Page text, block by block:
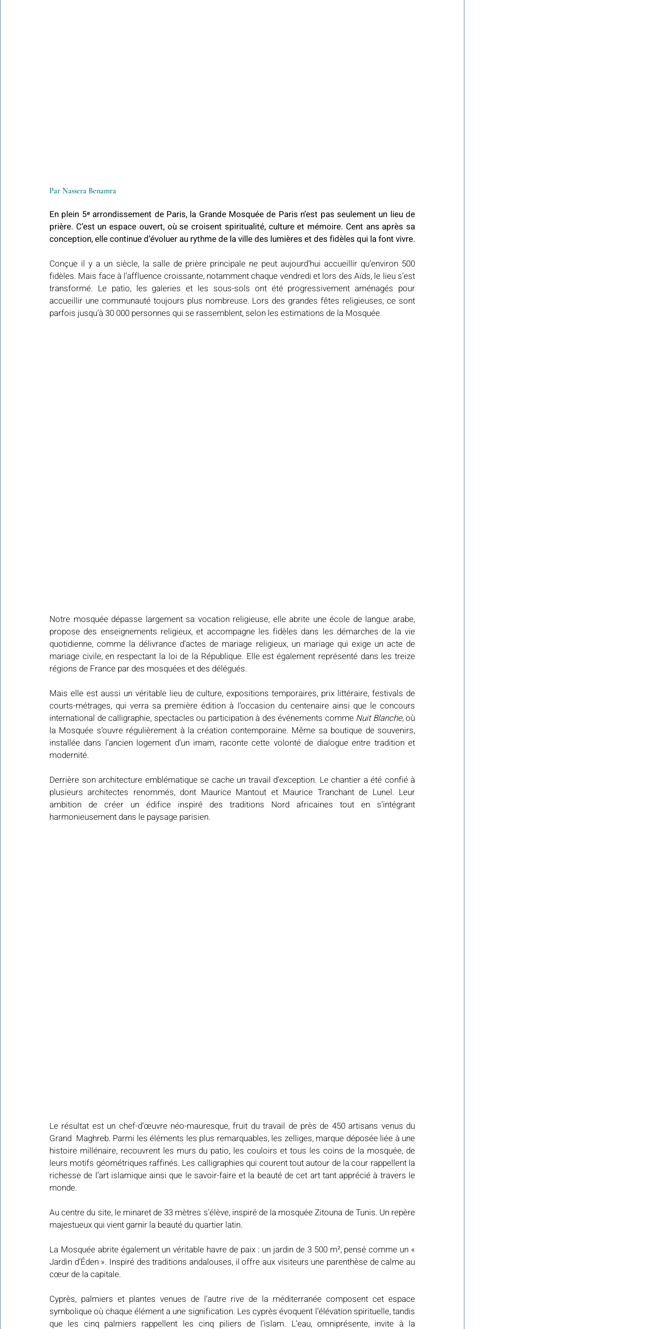
Par Nassera Benamra
En plein 5ᵉ arrondissement de Paris, la Grande Mosquée de Paris n’est pas seulement un lieu de
prière. C’est un espace ouvert, où se croisent spiritualité, culture et mémoire. Cent ans après sa
conception, elle continue d’évoluer au rythme de la ville des lumières et des fidèles qui la font vivre.
Conçue il y a un siècle, la salle de prière principale ne peut aujourd’hui accueillir qu’environ 500
fidèles. Mais face à l’affluence croissante, notamment chaque vendredi et lors des Aïds, le lieu s’est
transformé. Le patio, les galeries et les sous-sols ont été progressivement aménagés pour
accueillir une communauté toujours plus nombreuse. Lors des grandes fêtes religieuses, ce sont
parfois jusqu’à 30 000 personnes qui se rassemblent, selon les estimations de la Mosquée.
Notre mosquée dépasse largement sa vocation religieuse, elle abrite une école de langue arabe,
propose des enseignements religieux, et accompagne les fidèles dans les démarches de la vie
quotidienne, comme la délivrance d’actes de mariage religieux, un mariage qui exige un acte de
mariage civile, en respectant la loi de la République. Elle est également représenté dans les treize
régions de France par des mosquées et des délégués.
Mais elle est aussi un véritable lieu de culture, expositions temporaires, prix littéraire, festivals de
courts-métrages, qui verra sa première édition à l’occasion du centenaire ainsi que le concours
international de calligraphie, spectacles ou participation à des événements comme Nuit Blanche, où
la Mosquée s’ouvre régulièrement à la création contemporaine. Même sa boutique de souvenirs,
installée dans l’ancien logement d’un imam, raconte cette volonté de dialogue entre tradition et
modernité.
Derrière son architecture emblématique se cache un travail d’exception. Le chantier a été confié à
plusieurs architectes renommés, dont Maurice Mantout et Maurice Tranchant de Lunel. Leur
ambition de créer un édifice inspiré des traditions Nord africaines tout en s’intégrant
harmonieusement dans le paysage parisien.
Le résultat est un chef-d’œuvre néo-mauresque, fruit du travail de près de 450 artisans venus du
Grand  Maghreb. Parmi les éléments les plus remarquables, les zelliges, marque déposée liée à une
histoire millénaire, recouvrent les murs du patio, les couloirs et tous les coins de la mosquée, de
leurs motifs géométriques raffinés. Les calligraphies qui courent tout autour de la cour rappellent la
richesse de l’art islamique ainsi que le savoir-faire et la beauté de cet art tant apprécié à travers le
monde.
Au centre du site, le minaret de 33 mètres s’élève, inspiré de la mosquée Zitouna de Tunis. Un repère
majestueux qui vient garnir la beauté du quartier latin.
La Mosquée abrite également un véritable havre de paix : un jardin de 3 500 m², pensé comme un «
Jardin d’Éden ». Inspiré des traditions andalouses, il offre aux visiteurs une parenthèse de calme au
cœur de la capitale.
Cyprès, palmiers et plantes venues de l’autre rive de la méditerranée composent cet espace
symbolique où chaque élément a une signification. Les cyprès évoquent l’élévation spirituelle, tandis
que les cinq palmiers rappellent les cinq piliers de l’islam. L’eau, omniprésente, invite à la